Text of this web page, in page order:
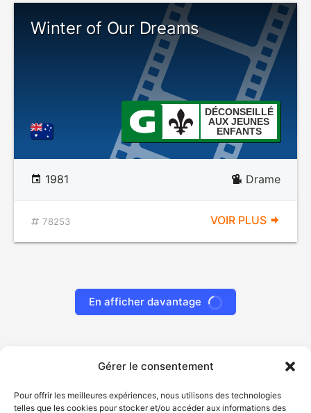
Gérer le consentement
Pour offrir les meilleures expériences, nous utilisons des technologies
telles que les cookies pour stocker et/ou accéder aux informations des
Winter of Our Dreams
DÉCONSEILLÉ
AUX JEUNES
ENFANTS
1981 Drame
78253 VOIR PLUS